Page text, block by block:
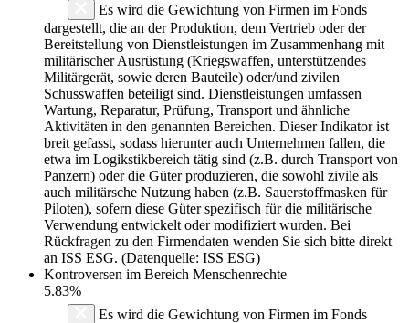
Es wird die Gewichtung von Firmen im Fonds
dargestellt, die an der Produktion, dem Vertrieb oder der
Bereitstellung von Dienstleistungen im Zusammenhang mit
militärischer Ausrüstung (Kriegswaffen, unterstützendes
Militärgerät, sowie deren Bauteile) oder/und zivilen
Schusswaffen beteiligt sind. Dienstleistungen umfassen
Wartung, Reparatur, Prüfung, Transport und ähnliche
Aktivitäten in den genannten Bereichen. Dieser Indikator ist
breit gefasst, sodass hierunter auch Unternehmen fallen, die
etwa im Logikstikbereich tätig sind (z.B. durch Transport von
Panzern) oder die Güter produzieren, die sowohl zivile als
auch militärsche Nutzung haben (z.B. Sauerstoffmasken für
Piloten), sofern diese Güter spezifisch für die militärische
Verwendung entwickelt oder modifiziert wurden. Bei
Rückfragen zu den Firmendaten wenden Sie sich bitte direkt
an ISS ESG. (Datenquelle: ISS ESG)
Kontroversen im Bereich Menschenrechte
5.83%
Es wird die Gewichtung von Firmen im Fonds